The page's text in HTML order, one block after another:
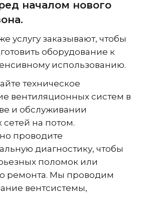
началом нового
услугу заказывают, чтобы
оборудование к
использованию.
техническое
вентиляционных систем в
и обслуживании
на потом.
проводите
диагностику, чтобы
поломок или
ремонта. Мы проводим
вентсистемы,